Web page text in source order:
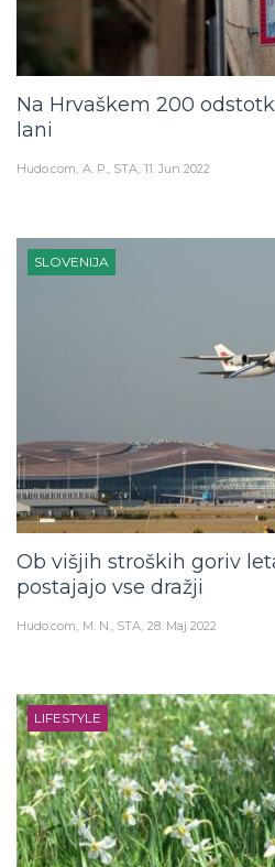
Na Hrvaškem 200
lani
Hudo.com A. P., STA 11. Jun 2022
SLOVENIJA
Ob višjih stroških goriv
postajajo vse dražji
Hudo.com M. N., STA 28. Maj 2022
LIFESTYLE